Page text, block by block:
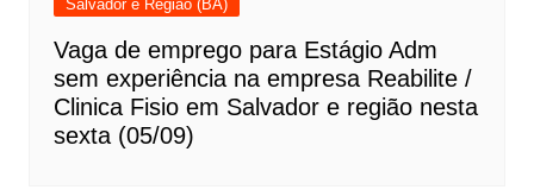
Salvador e Região (BA)
Vaga de emprego para Estágio Adm
sem experiência na empresa Reabilite /
Clinica Fisio em Salvador e região nesta
sexta (05/09)